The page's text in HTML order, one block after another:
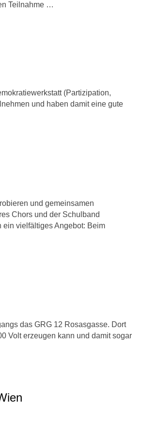
Teilnahme …
(Partizipation,
und haben damit eine gute
und gemeinsamen
Chors und der Schulband
vielfältiges Angebot: Beim
das GRG 12 Rosasgasse. Dort
Volt erzeugen kann und damit sogar